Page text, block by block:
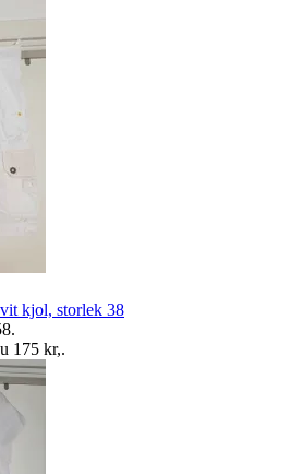
kjol, storlek 38
.
175 kr,.